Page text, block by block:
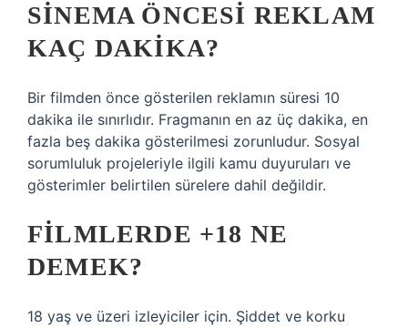
SINEMA ÖNCESI REKLAM
KAÇ DAKIKA?
Bir filmden önce gösterilen reklamın süresi 10
dakika ile sınırlıdır. Fragmanın en az üç dakika, en
fazla beş dakika gösterilmesi zorunludur. Sosyal
sorumluluk projeleriyle ilgili kamu duyuruları ve
gösterimler belirtilen sürelere dahil değildir.
FILMLERDE +18 NE
DEMEK?
18 yaş ve üzeri izleyiciler için. Şiddet ve korku